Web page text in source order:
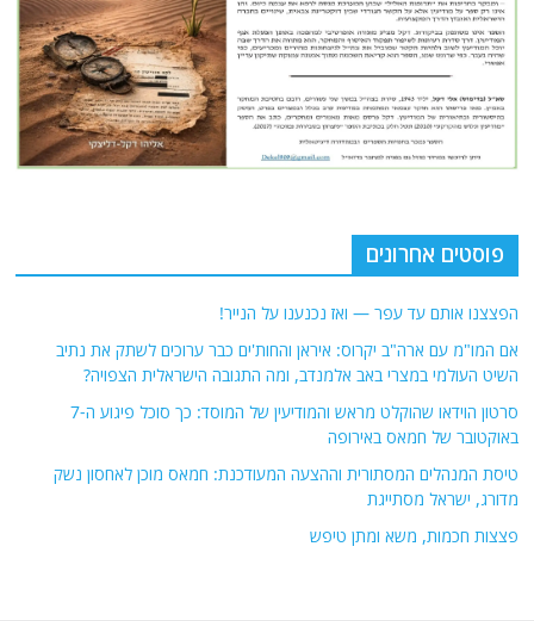
פוסטים אחרונים
הפצצנו אותם עד עפר — ואז נכנענו על הנייר!
אם המו"מ עם ארה"ב יקרוס: איראן והחות'ים כבר ערוכים לשתק את נתיב
השיט העולמי במצרי באב אלמנדב, ומה התגובה הישראלית הצפויה?
סרטון הוידאו שהוקלט מראש והמודיעין של המוסד: כך סוכל פיגוע ה-7
באוקטובר של חמאס באירופה
טיסת המנהלים המסתורית וההצעה המעודכנת: חמאס מוכן לאחסון נשק
מדורג, ישראל מסתייגת
פצצות חכמות, משא ומתן טיפש